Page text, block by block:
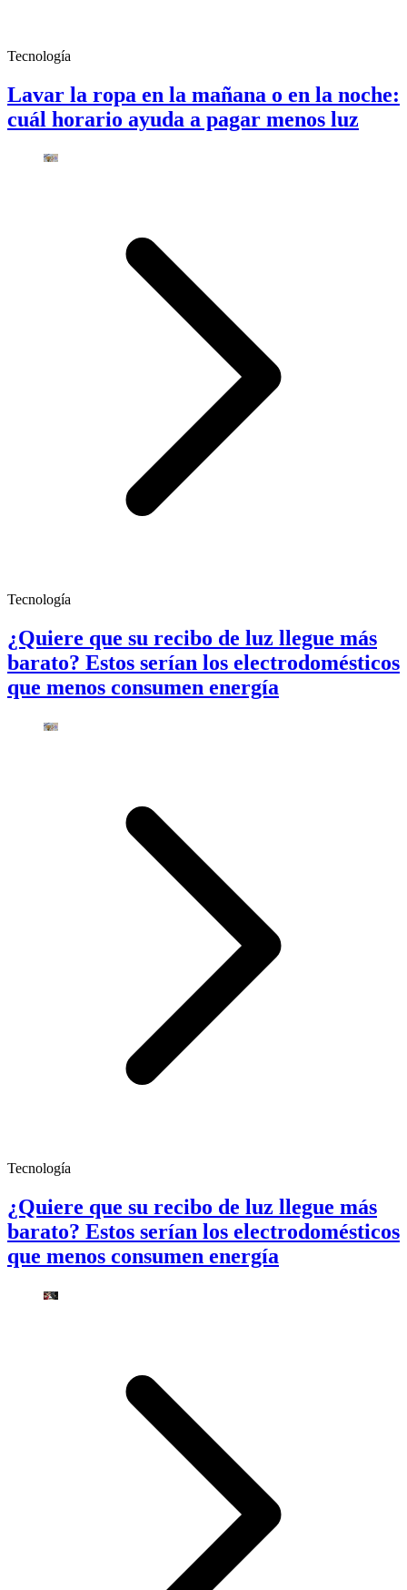
Tecnología
Lavar la ropa en la mañana o en la noche:
cuál horario ayuda a pagar menos luz
Tecnología
¿Quiere que su recibo de luz llegue más
barato? Estos serían los electrodomésticos
que menos consumen energía
Tecnología
¿Quiere que su recibo de luz llegue más
barato? Estos serían los electrodomésticos
que menos consumen energía